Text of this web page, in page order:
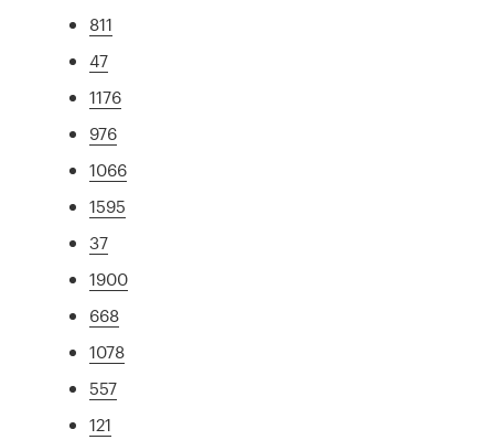
811
47
1176
976
1066
1595
37
1900
668
1078
557
121